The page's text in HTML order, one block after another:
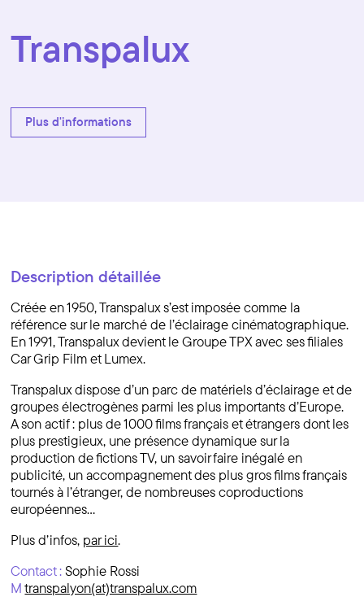
Transpalux
Plus d'informations
Description détaillée
Créée en 1950, Transpalux s’est imposée comme la
référence sur le marché de l’éclairage cinématographique.
En 1991, Transpalux devient le Groupe TPX avec ses filiales
Car Grip Film et Lumex.
Transpalux dispose d’un parc de matériels d’éclairage et de
groupes électrogènes parmi les plus importants d’Europe.
A son actif : plus de 1000 films français et étrangers dont les
plus prestigieux, une présence dynamique sur la
production de fictions TV, un savoir faire inégalé en
publicité, un accompagnement des plus gros films français
tournés à l’étranger, de nombreuses coproductions
européennes…
Plus d’infos, par ici.
Contact :Sophie Rossi
Mtranspalyon(at)transpalux.com